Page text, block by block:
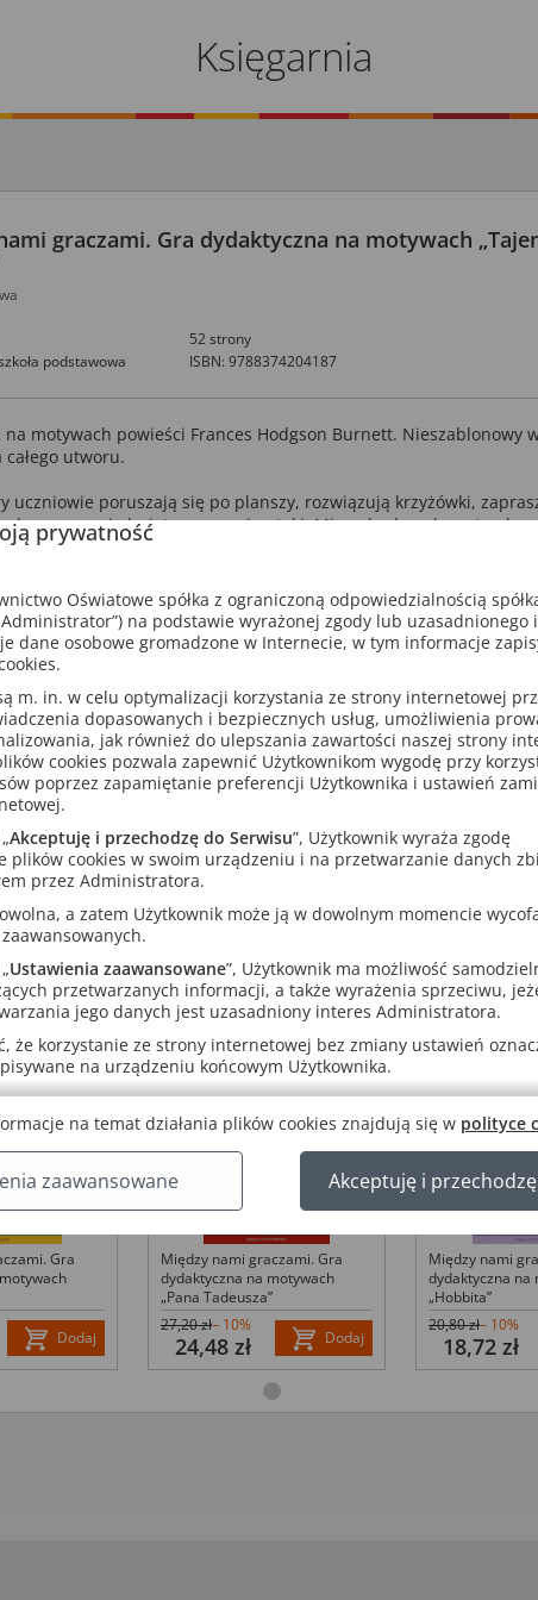
Księgarnia
graczami. Gra dydaktyczna na motywach
podstawowa
52 strony
ISBN: 9788374204187
na motywach powieści Frances Hodgson Burnett. Nieszablonowy
utworu.
uczniowie poruszają się po planszy, rozwiązują krzyżówki,
rozpoznają kwiaty, nazywają ptaki. Mimochodem, bez strachu
do odpowiedzi, pogłębiają znajomość treści lektury.
do dokładnego czytania lektur szkolnych,
wyobraźnię,
spostrzegawczość,
manualne,
i pracy w grupie.
ukazały się gry na motywach następujących lektur:
Kleksa
Chłopcy z Placu Broni W pustyni i w puszczy
,Zemsta,Dywizjon 303,Romeo i Julia, Stowarzyszenie umarłych poetów
Inni klienci kupili także
Gra
Dodaj
Między nami graczami. Gra
dydaktyczna na motywach
„Pana Tadeusza”
27,20 zł– 10%
24,48 zł Dodaj
Między nami
dydaktyczna na
„Hobbita”
20,80 zł– 10%
18,72 zł
prywatność
Oświatowe spółka z ograniczoną odpowiedzialnością
na podstawie wyrażonej zgody lub uzasadnionego
dane osobowe gromadzone w Internecie, w tym informacje
m. in. w celu optymalizacji korzystania ze strony internetowej
dopasowanych i bezpiecznych usług, umożliwienia
jak również do ulepszania zawartości naszej strony
cookies pozwala zapewnić Użytkownikom wygodę przy
poprzez zapamiętanie preferencji Użytkownika i ustawień
Akceptuję i przechodzę do Serwisu”, Użytkownik wyraża zgodę
plików cookies w swoim urządzeniu i na przetwarzanie danych
przez Administratora.
a zatem Użytkownik może ją w dowolnym momencie
Ustawienia zaawansowane”, Użytkownik ma możliwość
przetwarzanych informacji, a także wyrażenia sprzeciwu,
jego danych jest uzasadniony interes Administratora.
że korzystanie ze strony internetowej bez zmiany ustawień
na urządzeniu końcowym Użytkownika.
na temat działania plików cookies znajdują się w polityce
zaawansowane Akceptuję i